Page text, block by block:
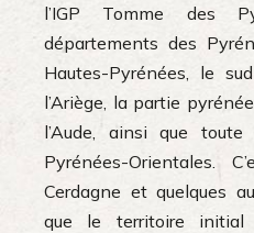
l’IGP Tomme des
départements des
Hautes-Pyrénées, le
l’Ariège, la partie
l’Aude, ainsi que
Pyrénées-Orientales.
Cerdagne et quelques
que le territoire initial